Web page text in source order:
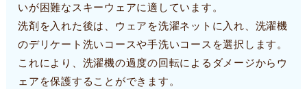
いが困難なスキーウェアに適しています。
洗剤を入れた後は、ウェアを洗濯ネットに入れ、洗濯機
のデリケート洗いコースや手洗いコースを選択します。
これにより、洗濯機の過度の回転によるダメージからウ
ェアを保護することができます。